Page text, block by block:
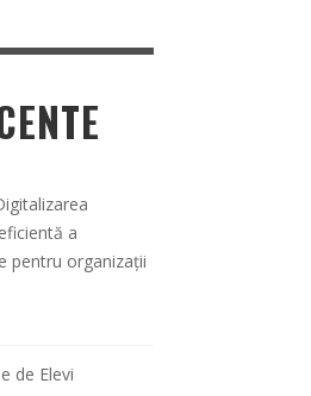
a
pentru organizații
de Elevi